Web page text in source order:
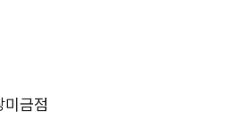
금점